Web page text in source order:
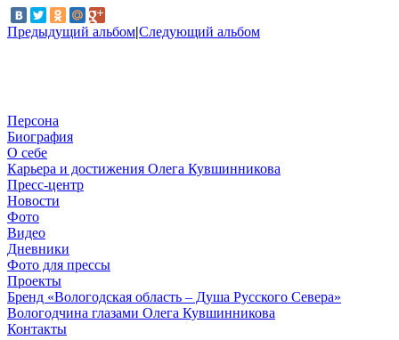
Предыдущий альбом|Следующий альбом
Персона
Биография
О себе
Карьера и достижения Олега Кувшинникова
Пресс-центр
Новости
Фото
Видео
Дневники
Фото для прессы
Проекты
Бренд «Вологодская область – Душа Русского Севера»
Вологодчина глазами Олега Кувшинникова
Контакты